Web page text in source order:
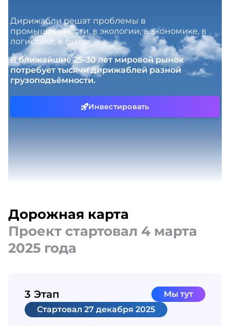
Дирижабли решат проблемы в
промышленности, в экологии, в экономике, в
логистике, в быту.
В ближайшие 25-30 лет мировой рынок
потребует тысячи дирижаблей разной
грузоподъёмности.
Инвестировать
Дорожная карта
Проект стартовал 4 марта
2025 года
3 Этап
Мы тут
Cтартовал 27 декабря 2025